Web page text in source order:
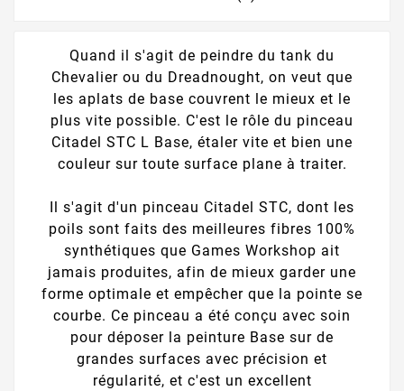
Quand il s'agit de peindre du tank du
Chevalier ou du Dreadnought, on veut que
les aplats de base couvrent le mieux et le
plus vite possible. C'est le rôle du pinceau
Citadel STC L Base, étaler vite et bien une
couleur sur toute surface plane à traiter.
Il s'agit d'un pinceau Citadel STC, dont les
poils sont faits des meilleures fibres 100%
synthétiques que Games Workshop ait
jamais produites, afin de mieux garder une
forme optimale et empêcher que la pointe se
courbe. Ce pinceau a été conçu avec soin
pour déposer la peinture Base sur de
grandes surfaces avec précision et
régularité, et c'est un excellent